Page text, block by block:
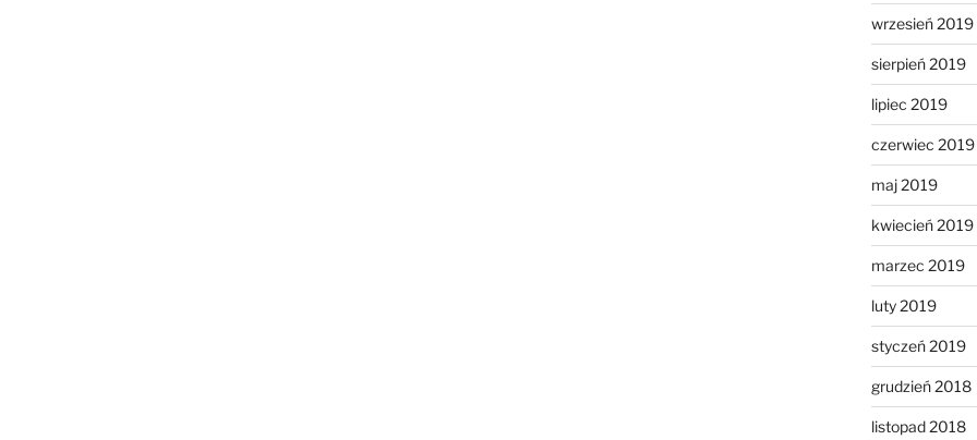
wrzesień 2019
sierpień 2019
lipiec 2019
czerwiec 2019
maj 2019
kwiecień 2019
marzec 2019
luty 2019
styczeń 2019
grudzień 2018
listopad 2018